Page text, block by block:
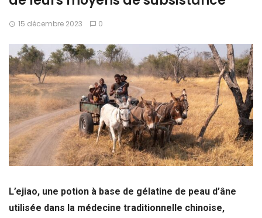
15 décembre 2023 0
L’ejiao, une potion à base de gélatine de peau d’âne
utilisée dans la médecine traditionnelle chinoise,